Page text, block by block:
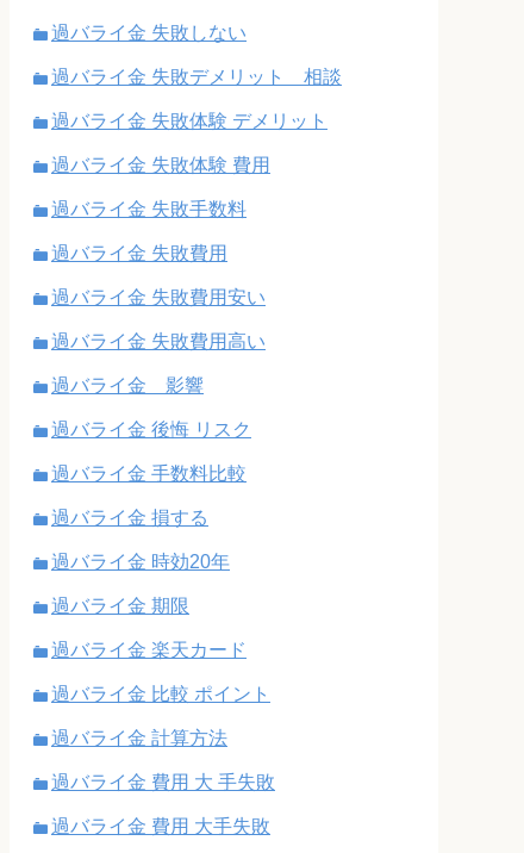
過バライ金 失敗しない
過バライ金 失敗デメリット 相談
過バライ金 失敗体験 デメリット
過バライ金 失敗体験 費用
過バライ金 失敗手数料
過バライ金 失敗費用
過バライ金 失敗費用安い
過バライ金 失敗費用高い
過バライ金 影響
過バライ金 後悔 リスク
過バライ金 手数料比較
過バライ金 損する
過バライ金 時効20年
過バライ金 期限
過バライ金 楽天カード
過バライ金 比較 ポイント
過バライ金 計算方法
過バライ金 費用 大 手失敗
過バライ金 費用 大手失敗